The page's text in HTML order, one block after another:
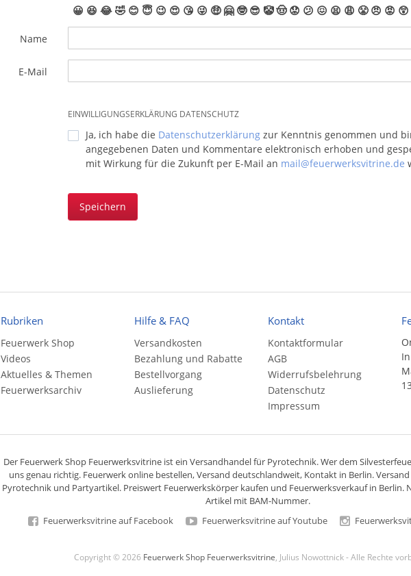
😀 😆 😂🤣 😊 😇 😉 😍 😘 😜 🤑 🤗 🤓 😎 🤡🤠 😟 😕 😖 😫 😩 😤 😠 😡 😲
Name
E-Mail
EINWILLIGUNGSERKLÄRUNG DATENSCHUTZ
Ja, ich habe die Datenschutzerklärungzur Kenntnis genommen und
angegebenen Daten und Kommentare elektronisch erhoben und
mit Wirkung für die Zukunft per E-Mail an mail@feuerwerksvitrine.de
Speichern
Rubriken
Feuerwerk Shop
Videos
Aktuelles & Themen
Feuerwerksarchiv
Hilfe & FAQ
Versandkosten
Bezahlung und Rabatte
Bestellvorgang
Auslieferung
Kontakt
Kontaktformular
AGB
Widerrufsbelehrung
Datenschutz
Impressum
Der Feuerwerk Shop Feuerwerksvitrine ist ein Versandhandelfür Pyrotechnik. Wer dem
uns genau richtig. Feuerwerk online bestellen,Versand deutschlandweit, Kontakt in Berlin.
Pyrotechnikund Partyartikel. Preiswert Feuerwerkskörperkaufen und Feuerwerksverkauf in Berlin.
Artikel mit BAM-Nummer.
Feuerwerksvitrine auf Facebook
Feuerwerksvitrine auf Youtube
Copyright © 2026 Feuerwerk Shop Feuerwerksvitrine , Julius Nowottnick - Alle Rechte